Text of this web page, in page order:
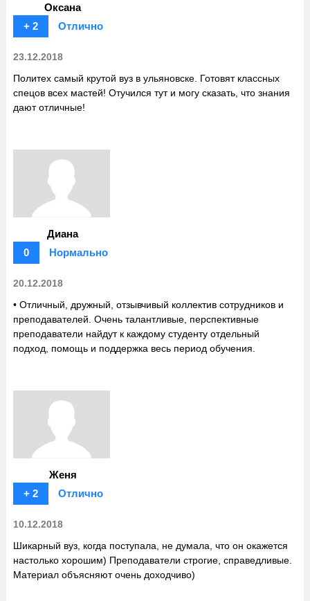
Оксана
+ 2
Отлично
23.12.2018
Политех самый крутой вуз в ульяновске. Готовят классных
спецов всех мастей! Отучился тут и могу сказать, что знания
дают отличные!
Диана
0
Нормально
20.12.2018
• Отличный, дружный, отзывчивый коллектив сотрудников и
преподавателей. Очень талантливые, перспективные
преподаватели найдут к каждому студенту отдельный
подход, помощь и поддержка весь период обучения.
Женя
+ 2
Отлично
10.12.2018
Шикарный вуз, когда поступала, не думала, что он окажется
настолько хорошим) Преподаватели строгие, справедливые.
Материал объясняют очень доходчиво)